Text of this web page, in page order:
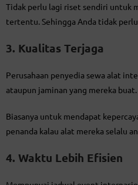
Tidak perlu lagi riset sendiri untuk
tertentu. Sehingga Anda tidak
3. Kualitas Terjaga
Perusahaan penyedia sewa alat
ataupun jaminan yang mereka buat.
Biasanya untuk mendapat
penanda kalau alat mereka selalu
4. Waktu Lebih Efisien